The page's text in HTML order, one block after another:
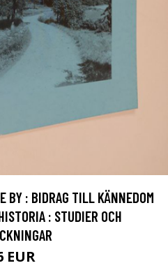
BY : BIDRAG TILL KÄNNEDOM
: STUDIER OCH
EUR